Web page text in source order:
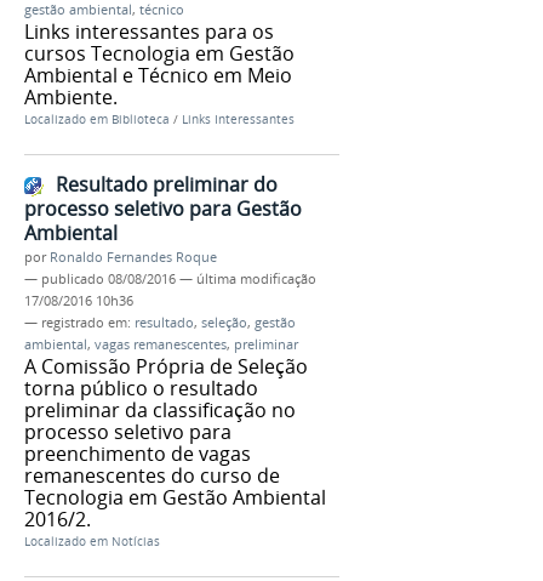
gestão ambiental, técnico
Links interessantes para os
cursos Tecnologia em Gestão
Ambiental e Técnico em Meio
Ambiente.
Localizado em Biblioteca / Links Interessantes
Resultado preliminar do
processo seletivo para Gestão
Ambiental
por Ronaldo Fernandes Roque
— publicado 08/08/2016 — última modificação
17/08/2016 10h36
— registrado em: resultado, seleção, gestão
ambiental, vagas remanescentes, preliminar
A Comissão Própria de Seleção
torna público o resultado
preliminar da classificação no
processo seletivo para
preenchimento de vagas
remanescentes do curso de
Tecnologia em Gestão Ambiental
2016/2.
Localizado em Notícias